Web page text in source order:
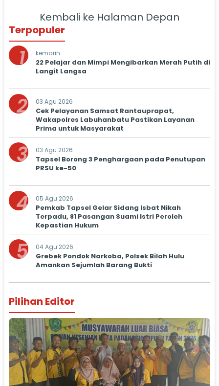
Kembali ke Halaman Depan
Terpopuler
1 kemarin
22 Pelajar dan Mimpi Mengibarkan Merah Putih di
Langit Langsa
2 03 Agu 2026
Cek Pelayanan Samsat Rantauprapat,
Wakapolres Labuhanbatu Pastikan Layanan
Prima untuk Masyarakat
3 03 Agu 2026
Tapsel Borong 3 Penghargaan pada Penutupan
PRSU ke-50
4 05 Agu 2026
Pemkab Tapsel Gelar Sidang Isbat Nikah
Terpadu, 81 Pasangan Suami Istri Peroleh
Kepastian Hukum
5 04 Agu 2026
Grebek Pondok Narkoba, Polsek Bilah Hulu
Amankan Sejumlah Barang Bukti
Pilihan Editor